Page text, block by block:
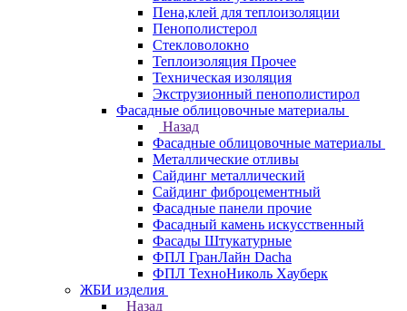
Пена,клей для теплоизоляции
Пенополистерол
Стекловолокно
Теплоизоляция Прочее
Техническая изоляция
Экструзионный пенополистирол
Фасадные облицовочные материалы
Назад
Фасадные облицовочные материалы
Металлические отливы
Сайдинг металлический
Сайдинг фиброцементный
Фасадные панели прочие
Фасадный камень искусственный
Фасады Штукатурные
ФПЛ ГранЛайн Dacha
ФПЛ ТехноНиколь Хауберк
ЖБИ изделия
Назад